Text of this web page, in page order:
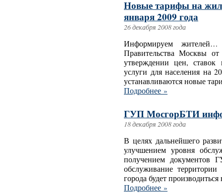
Новые тарифы на
января 2009 года
26 декабря 2008 года
Информируем жителей…
Правительства Москвы
утверждении цен,
услуги для населения на
устанавливаются новые
Подробнее »
ГУП МосгорБТИ
18 декабря 2008 года
В целях дальнейшего
улучшением уровня
получением документов
обслуживание территории
города будет
Подробнее »